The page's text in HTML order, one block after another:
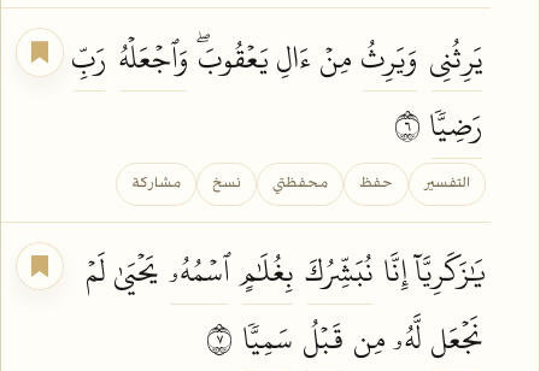
يَرِثُنِي وَيَرِثُمِنۡ ءَالِ يَعۡقُوبَۖوَٱجۡعَلۡهُ رَبِّ
رَضِيّٗا
التفسير حفظ محفظتي نسخ مشاركة
يَٰزَكَرِيَّآ إِنَّا نُبَشِّرُكَ بِغُلَٰمٍٱسۡمُهُۥيَحۡيَىٰ لَمۡ
نَجۡعَللَّهُۥ مِن قَبۡلُ سَمِيّٗا